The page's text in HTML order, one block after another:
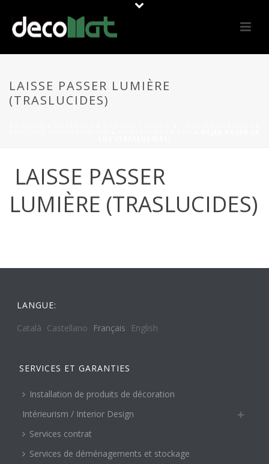
LAISSE PASSER LUMIÈRE
(TRASLUCIDES)
LAISSE PASSER
LUMIÈRE (TRASLUCIDES)
LANGUE:
Català Castellano Français English
SERVICES ET GARANTIES
Installation de produits de décoration
Intérieurism / Interior Design
Services contrat
Services de déménagements et stockage